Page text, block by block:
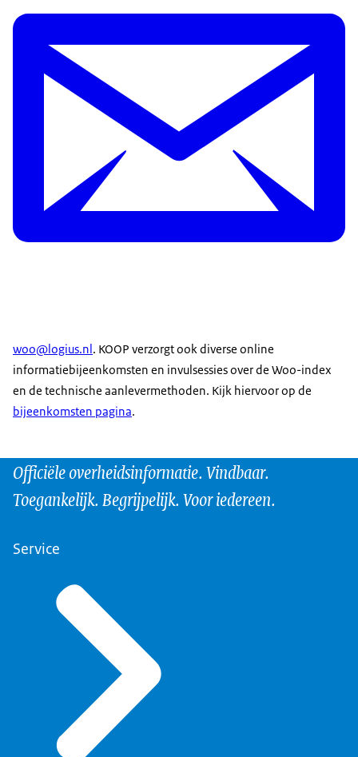
woo@logius.nl. KOOP verzorgt ook diverse online
informatiebijeenkomsten en invulsessies over de Woo-index
en de technische aanlevermethoden. Kijk hiervoor op de
bijeenkomsten pagina.
Officiële overheidsinformatie. Vindbaar.
Toegankelijk. Begrijpelijk. Voor iedereen.
Service